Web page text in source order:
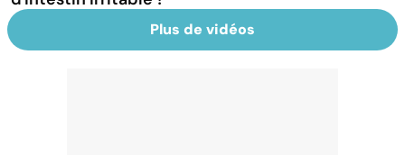
Plus de vidéos